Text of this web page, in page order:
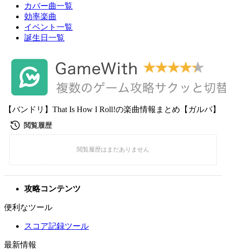
カバー曲一覧
効率楽曲
イベント一覧
誕生日一覧
【バンドリ】That Is How I Roll!の楽曲情報まとめ【ガルパ】
攻略コンテンツ
便利なツール
スコア記録ツール
最新情報